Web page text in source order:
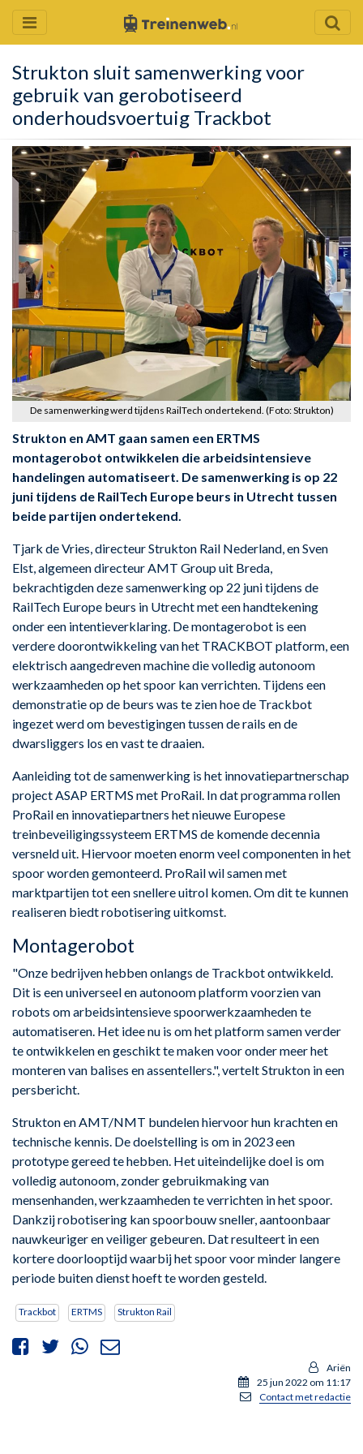
Strukton sluit samenwerking voor
gebruik van gerobotiseerd
onderhoudsvoertuig Trackbot
De samenwerking werd tijdens RailTech ondertekend. (Foto: Strukton)
Strukton en AMT gaan samen een ERTMS
montagerobot ontwikkelen die arbeidsintensieve
handelingen automatiseert. De samenwerking is op 22
juni tijdens de RailTech Europe beurs in Utrecht tussen
beide partijen ondertekend.
Tjark de Vries, directeur Strukton Rail Nederland, en Sven
Elst, algemeen directeur AMT Group uit Breda,
bekrachtigden deze samenwerking op 22 juni tijdens de
RailTech Europe beurs in Utrecht met een handtekening
onder een intentieverklaring. De montagerobot is een
verdere doorontwikkeling van het TRACKBOT platform, een
elektrisch aangedreven machine die volledig autonoom
werkzaamheden op het spoor kan verrichten. Tijdens een
demonstratie op de beurs was te zien hoe de Trackbot
ingezet werd om bevestigingen tussen de rails en de
dwarsliggers los en vast te draaien.
Aanleiding tot de samenwerking is het innovatiepartnerschap
project ASAP ERTMS met ProRail. In dat programma rollen
ProRail en innovatiepartners het nieuwe Europese
treinbeveiligingssysteem ERTMS de komende decennia
versneld uit. Hiervoor moeten enorm veel componenten in het
spoor worden gemonteerd. ProRail wil samen met
marktpartijen tot een snellere uitrol komen. Om dit te kunnen
realiseren biedt robotisering uitkomst.
Montagerobot
"Onze bedrijven hebben onlangs de Trackbot ontwikkeld.
Dit is een universeel en autonoom platform voorzien van
robots om arbeidsintensieve spoorwerkzaamheden te
automatiseren. Het idee nu is om het platform samen verder
te ontwikkelen en geschikt te maken voor onder meer het
monteren van balises en assentellers.", vertelt Strukton in een
persbericht.
Strukton en AMT/NMT bundelen hiervoor hun krachten en
technische kennis. De doelstelling is om in 2023 een
prototype gereed te hebben. Het uiteindelijke doel is om
volledig autonoom, zonder gebruikmaking van
mensenhanden, werkzaamheden te verrichten in het spoor.
Dankzij robotisering kan spoorbouw sneller, aantoonbaar
nauwkeuriger en veiliger gebeuren. Dat resulteert in een
kortere doorlooptijd waarbij het spoor voor minder langere
periode buiten dienst hoeft te worden gesteld.
Trackbot ERTMS Strukton Rail
Ariën
25 jun 2022 om 11:17
Contact met redactie